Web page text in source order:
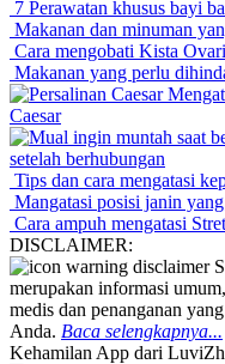
7 Perawatan khusus bayi
Makanan dan minuman
Cara mengobati Kista
Makanan yang perlu
Caesar
setelah berhubungan
Tips dan cara mengatasi
Mangatasi posisi janin
Cara ampuh mengatasi
DISCLAIMER:
merupakan informasi
medis dan penanganan
Anda. Baca selengkapnya...
Kehamilan App dari